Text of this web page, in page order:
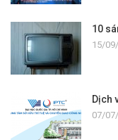
10
15/
Dịch
07/